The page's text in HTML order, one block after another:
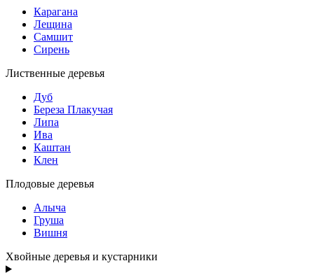
Карагана
Лещина
Самшит
Сирень
Лиственные деревья
Дуб
Береза Плакучая
Липа
Ива
Каштан
Клен
Плодовые деревья
Алыча
Груша
Вишня
Хвойные деревья и кустарники